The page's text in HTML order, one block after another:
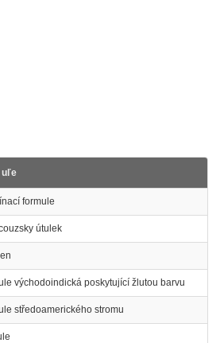
uľe
formule
útulek
východoindická poskytující žlutou barvu
středoamerického stromu